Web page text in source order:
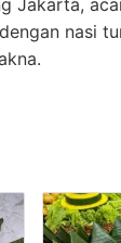
Jakarta,
nasi